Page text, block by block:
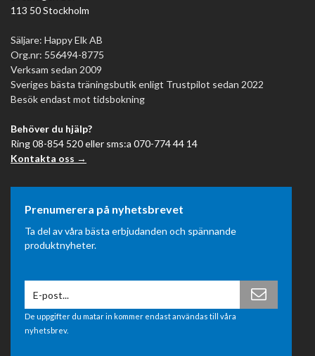
113 50 Stockholm
Säljare: Happy Elk AB
Org.nr: 556494-8775
Verksam sedan 2009
Sveriges bästa träningsbutik enligt Trustpilot sedan 2022
Besök endast mot tidsbokning
Behöver du hjälp?
Ring 08-854 520 eller sms:a 070-774 44 14
Kontakta oss →
Prenumerera på nyhetsbrevet
Ta del av våra bästa erbjudanden och spännande
produktnyheter.
De uppgifter du matar in kommer endast användas till våra
nyhetsbrev.